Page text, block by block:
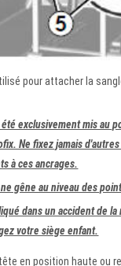
pour attacher la
exclusivement mis au
Ne fixez jamais
à ces ancrages.
gêne au niveau des
dans un accident de
votre siège enfant.
en position haute ou